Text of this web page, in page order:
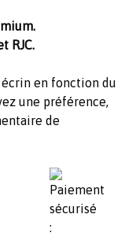
RJC.
en fonction du
une préférence,
de